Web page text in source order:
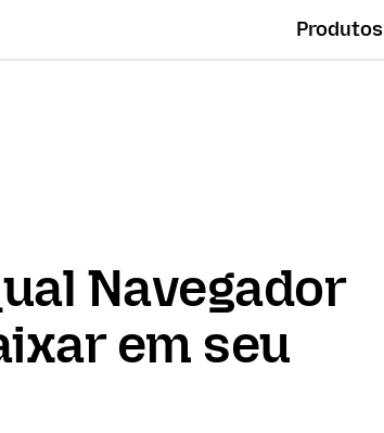
Produtos
Navegador
em seu